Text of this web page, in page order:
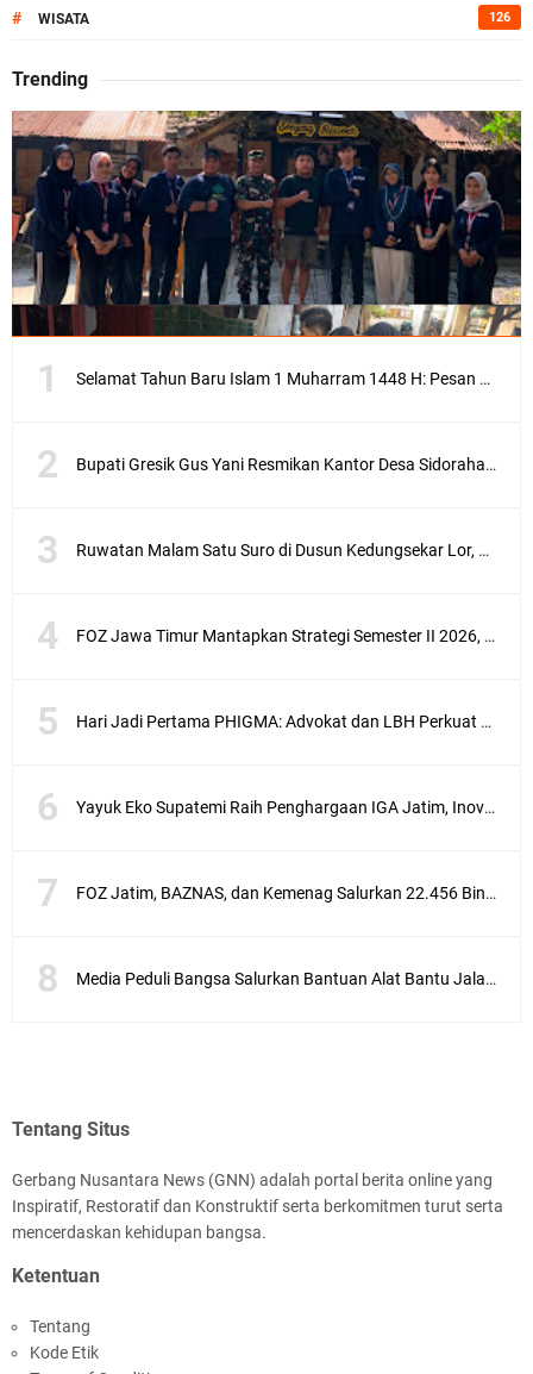
# WISATA 126
Trending
Selamat Tahun Baru Islam 1 Muharram 1448 H: Pesan Hijrah Drs. H. Husnul Aqib, M.M. untuk Negeri
Bupati Gresik Gus Yani Resmikan Kantor Desa Sidoraharjo: Simbol Komitmen Pelayanan Publik dan Kepedulian Sosial
Ruwatan Malam Satu Suro di Dusun Kedungsekar Lor, Tradisi Luhur yang Terus Istiqomah
FOZ Jawa Timur Mantapkan Strategi Semester II 2026, Fokus pada Penguatan SDM Amil dan Kolaborasi BerdampakNarasi
Hari Jadi Pertama PHIGMA: Advokat dan LBH Perkuat Soliditas di Jakarta
Yayuk Eko Supatemi Raih Penghargaan IGA Jatim, Inovasi Wayang Kulit untuk Anak Berkebutuhan Khusus
FOZ Jatim, BAZNAS, dan Kemenag Salurkan 22.456 Bingkisan Lebaran Yatim Serentak di Berbagai Daerah di Jawa Timur
Media Peduli Bangsa Salurkan Bantuan Alat Bantu Jalan untuk Lansia
Tentang Situs
Gerbang Nusantara News (GNN) adalah portal berita online yang
Inspiratif, Restoratif dan Konstruktif serta berkomitmen turut serta
mencerdaskan kehidupan bangsa.
Ketentuan
Tentang
Kode Etik